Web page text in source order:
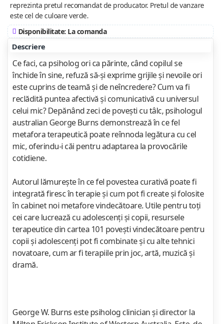
reprezinta pretul recomandat de producator. Pretul de vanzare
este cel de culoare verde.
Disponibilitate: La comanda
Descriere
Ce faci, ca psiholog ori ca părinte, când copilul se
închide în sine, refuză să-şi exprime grijile şi nevoile ori
este cuprins de teamă şi de neîncredere? Cum va fi
reclădită puntea afectivă şi comunicativă cu universul
celui mic? Depănând zeci de poveşti cu tâlc, psihologul
australian George Burns demonstrează în ce fel
metafora terapeutică poate reînnoda legătura cu cel
mic, oferindu-i căi pentru adaptarea la provocările
cotidiene.
Autorul lămureşte în ce fel povestea curativă poate fi
integrată firesc în terapie şi cum pot fi create şi folosite
în cabinet noi metafore vindecătoare. Utile pentru toţi
cei care lucrează cu adolescenţi şi copii, resursele
terapeutice din cartea 101 poveşti vindecătoare pentru
copii şi adolescenţi pot fi combinate şi cu alte tehnici
novatoare, cum ar fi terapiile prin joc, artă, muzică şi
dramă.
George W. Burns este psiholog clinician şi director la